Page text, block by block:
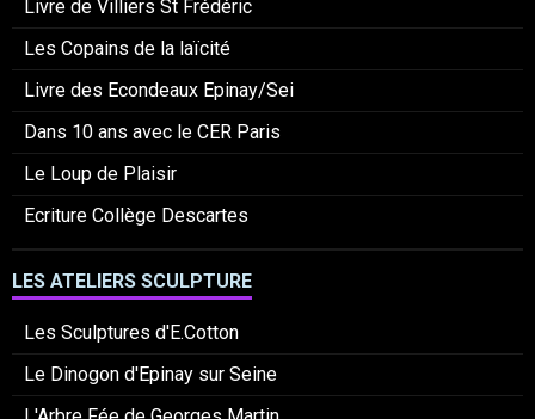
Livre de Villiers St Frédéric
Les Copains de la laïcité
Livre des Econdeaux Epinay/Sei
Dans 10 ans avec le CER Paris
Le Loup de Plaisir
Ecriture Collège Descartes
LES ATELIERS SCULPTURE
Les Sculptures d'E.Cotton
Le Dinogon d'Epinay sur Seine